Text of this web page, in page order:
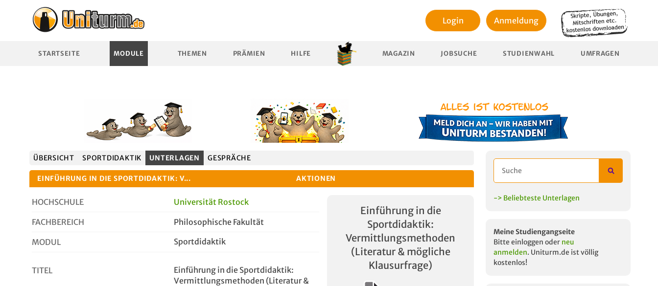
Login Anmeldung
STARTSEITE MODULE THEMEN PRÄMIEN HILFE MAGAZIN JOBSUCHE STUDIENWAHL UMFRAGEN
ÜBERSICHT SPORTDIDAKTIK UNTERLAGEN GESPRÄCHE
EINFÜHRUNG IN DIE SPORTDIDAKTIK: V... AKTIONEN
HOCHSCHULE Universität Rostock
FACHBEREICH Philosophische Fakultät
MODUL Sportdidaktik
TITEL
Einführung in die Sportdidaktik:
Vermittlungsmethoden (Literatur &
Einführung in die
Sportdidaktik:
Vermittlungsmethoden
(Literatur & mögliche
Klausurfrage)
-> Beliebteste Unterlagen
Meine Studiengangseite
Bitte einloggen oder neu
anmelden. Uniturm.de ist völlig
kostenlos!